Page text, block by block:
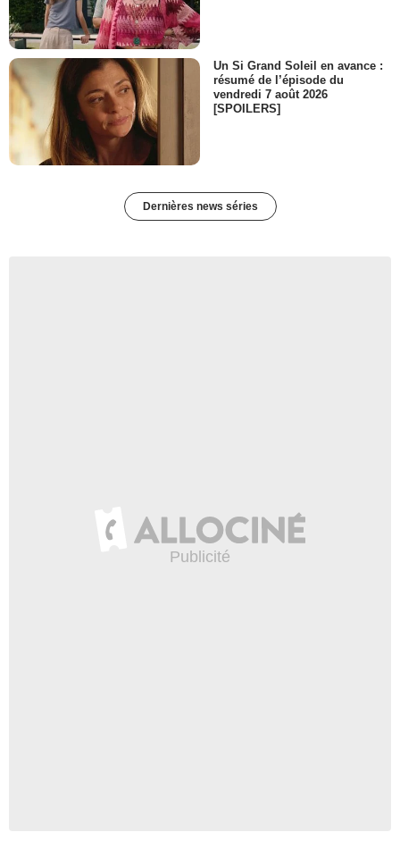
Un Si Grand Soleil en avance :
résumé de l’épisode du
vendredi 7 août 2026
[SPOILERS]
Dernières news séries